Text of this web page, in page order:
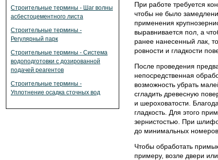
Строительные термины - Шаг волны
асбестоцементного листа
Строительные термины -
Регулярный парк
Строительные термины - Система
водоподготовки с дозированной
подачей реагентов
Строительные термины -
Уплотнение осадка сточных вод
При работе требуется
чтобы не было
применения
выравнивается пол, а
ранее нанесенный лак,
ровности и гладкости
После проведения
непосредственная
возможность убрать
сгладить древесную
и шероховатости.
гладкость. Для этого
зернистостью. При
до минимальных
Чтобы обработать
примеру, возле двери